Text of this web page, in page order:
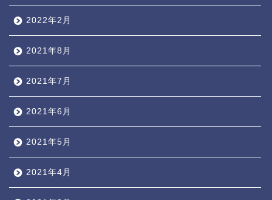
2022年2月
2021年8月
2021年7月
2021年6月
2021年5月
2021年4月